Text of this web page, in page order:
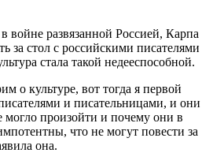
развязанной Россией, Карпа
за стол с российскими писателями
стала такой недееспособной.
о культуре, вот тогда я первой
и писательницами, и они
могло произойти и почему они в
что не могут повести за
она.